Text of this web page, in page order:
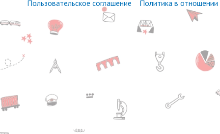
Пользовательское соглашение Политика в